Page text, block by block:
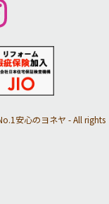
安心のヨネヤ - All rights